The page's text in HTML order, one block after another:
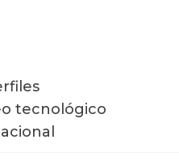
tecnológico